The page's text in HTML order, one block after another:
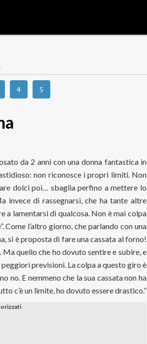
4 5
da 2 anni con una donna fantastica in
non riconosce i propri limiti. Non
dolci poi… sbaglia perfino a mettere lo
invece di rassegnarsi, che ha tante altre
a lamentarsi di qualcosa. Non è mai colpa
Come l’altro giorno, che parlando con una
si è proposta di fare una cassata al forno!
quello che ho dovuto sentire e subire, e
previsioni. La colpa a questo giro è
no. E nemmeno che la sua cassata non ha
c’è un limite, ho dovuto essere drastico.”